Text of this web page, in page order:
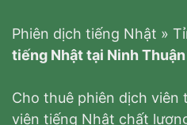
Phiên dịch tiếng Nhật »
tiếng Nhật tại Ninh Thuận
Cho thuê phiên dịch
viên tiếng Nhật chất